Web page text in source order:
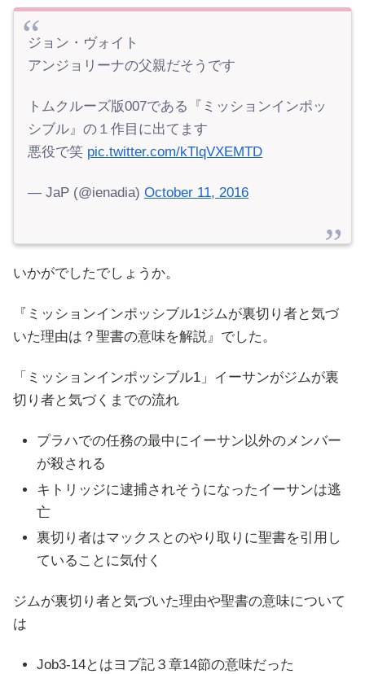
ジョン・ヴォイト
アンジョリーナの父親だそうです
トムクルーズ版007である『ミッションインポッ
シブル』の１作目に出てます
悪役で笑 pic.twitter.com/kTlqVXEMTD
— JaP (@ienadia) October 11, 2016
いかがでしたでしょうか。
『ミッションインポッシブル1ジムが裏切り者と気づ
いた理由は？聖書の意味を解説』でした。
「ミッションインポッシブル1」イーサンがジムが裏
切り者と気づくまでの流れ
プラハでの任務の最中にイーサン以外のメンバー
が殺される
キトリッジに逮捕されそうになったイーサンは逃
亡
裏切り者はマックスとのやり取りに聖書を引用し
ていることに気付く
ジムが裏切り者と気づいた理由や聖書の意味について
は
Job3-14とはヨブ記３章14節の意味だった